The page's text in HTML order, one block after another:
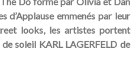
d’Applause emmenés par leur
looks, les artistes portent
soleil KARL LAGERFELD de